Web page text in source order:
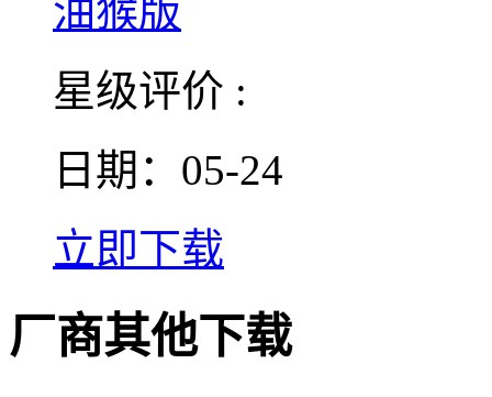
星级评价 :
日期：05-24
立即下载
厂商其他下载